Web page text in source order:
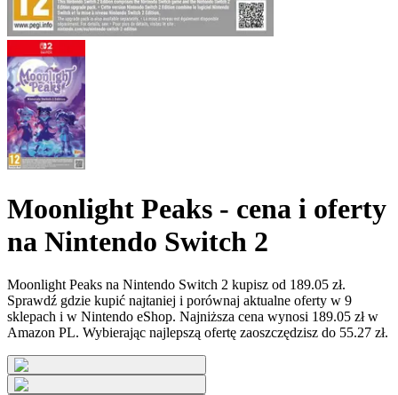
Moonlight Peaks - cena i oferty
na Nintendo Switch 2
Moonlight Peaks na Nintendo Switch 2 kupisz od 189.05 zł.
Sprawdź gdzie kupić najtaniej i porównaj aktualne oferty w 9
sklepach i w Nintendo eShop. Najniższa cena wynosi 189.05 zł w
Amazon PL. Wybierając najlepszą ofertę zaoszczędzisz do 55.27 zł.